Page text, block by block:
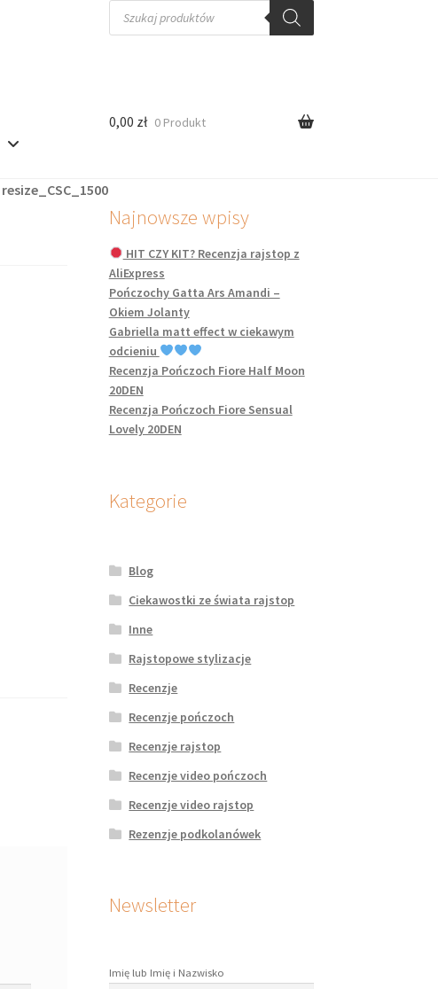
Wyszukiwarka
produktów
0,00 zł 0 Produkt
resize_CSC_1500
Najnowsze wpisy
HIT CZY KIT? Recenzja rajstop z
AliExpress
Pończochy Gatta Ars Amandi –
Okiem Jolanty
Gabriella matt effect w ciekawym
odcieniu
Recenzja Pończoch Fiore Half Moon
20DEN
Recenzja Pończoch Fiore Sensual
Lovely 20DEN
Kategorie
Blog
Ciekawostki ze świata rajstop
Inne
Rajstopowe stylizacje
Recenzje
Recenzje pończoch
Recenzje rajstop
Recenzje video pończoch
Recenzje video rajstop
Rezenzje podkolanówek
Newsletter
Imię lub Imię i Nazwisko